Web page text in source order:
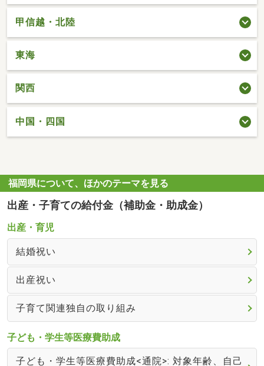
甲信越・北陸
東海
関西
中国・四国
福岡県について、ほかのテーマを見る
出産・子育ての給付金（補助金・助成金）
出産・育児
結婚祝い
出産祝い
子育て関連独自の取り組み
子ども・学生等医療費助成
子ども・学生等医療費助成<通院>: 対象年齢、自己